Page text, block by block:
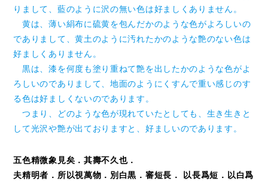
りまして、藍のように沢の無い色は好ましくありません。
黄は、薄い絹布に硫黄を包んだかのような色がよろしいの
でありまして、黄土のように汚れたかのような艶のない色は
好ましくありません。
黒は、漆を何度も塗り重ねて艶を出したかのような色がよ
ろしいのでありまして、地面のようにくすんで重い感じのす
る色は好ましくないのであります。
つまり、どのような色が現れていたとしても、生き生きと
して光沢や艶が出ておりますと、好ましいのであります。
五色精微象見矣．其壽不久也．
夫精明者．所以視萬物．別白黒．審短長． 以長爲短．以白爲